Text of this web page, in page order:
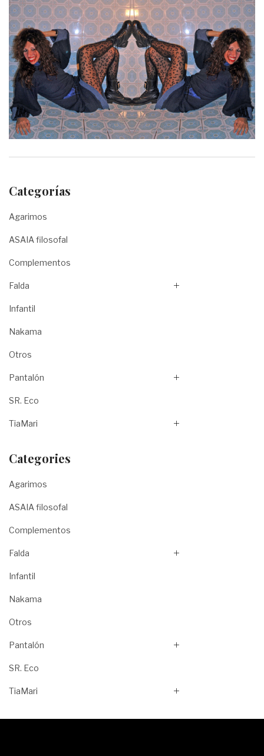
Categorías
Agarimos
ASAIA filosofal
Complementos
Falda
Infantil
Nakama
Otros
Pantalón
SR. Eco
TiaMari
Categories
Agarimos
ASAIA filosofal
Complementos
Falda
Infantil
Nakama
Otros
Pantalón
SR. Eco
TiaMari